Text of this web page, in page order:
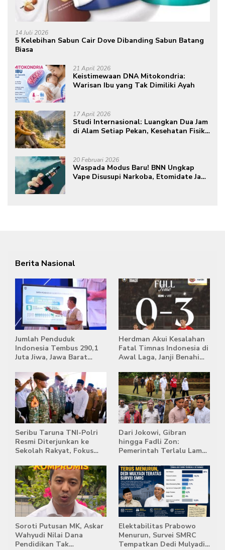
14 Juli 2026
5 Kelebihan Sabun Cair Dove Dibanding Sabun Batang
Biasa
21 April 2026
Keistimewaan DNA Mitokondria:
Warisan Ibu yang Tak Dimiliki Ayah
17 April 2026
Studi Internasional: Luangkan Dua Jam
di Alam Setiap Pekan, Kesehatan Fisik
20 Februari 2026
Waspada Modus Baru! BNN Ungkap
Vape Disusupi Narkoba, Etomidate Jadi
Berita Nasional
Jumlah Penduduk
Indonesia Tembus 290,1
Juta Jiwa, Jawa Barat
Terpadat
Herdman Akui Kesalahan
Fatal Timnas Indonesia di
Awal Laga, Janji Benahi
Singapura
Seribu Taruna TNI-Polri
Resmi Diterjunkan ke
Sekolah Rakyat, Fokus
Kemandirian Siswa
Dari Jokowi, Gibran
hingga Fadli Zon:
Pemerintah Terlalu Lama
Stockpile Batu Bara Masih
Mengepung Candi Muaro
Jambi
Soroti Putusan MK, Askar
Wahyudi Nilai Dana
Pendidikan Tak
Elektabilitas Prabowo
Menurun, Survei SMRC
Tempatkan Dedi Mulyadi